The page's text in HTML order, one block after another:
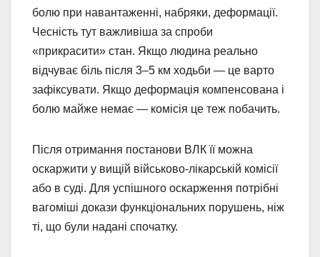
болю при навантаженні, набряки, деформації.
Чесність тут важливіша за спроби
«прикрасити» стан. Якщо людина реально
відчуває біль після 3–5 км ходьби — це варто
зафіксувати. Якщо деформація компенсована і
болю майже немає — комісія це теж побачить.
Після отримання постанови ВЛК її можна
оскаржити у вищій військово-лікарській комісії
або в суді. Для успішного оскарження потрібні
вагоміші докази функціональних порушень, ніж
ті, що були надані спочатку.